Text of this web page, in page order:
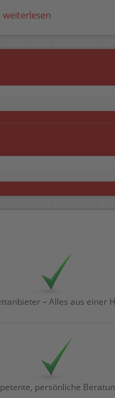
weiterlesen
– Alles aus einer
persönliche